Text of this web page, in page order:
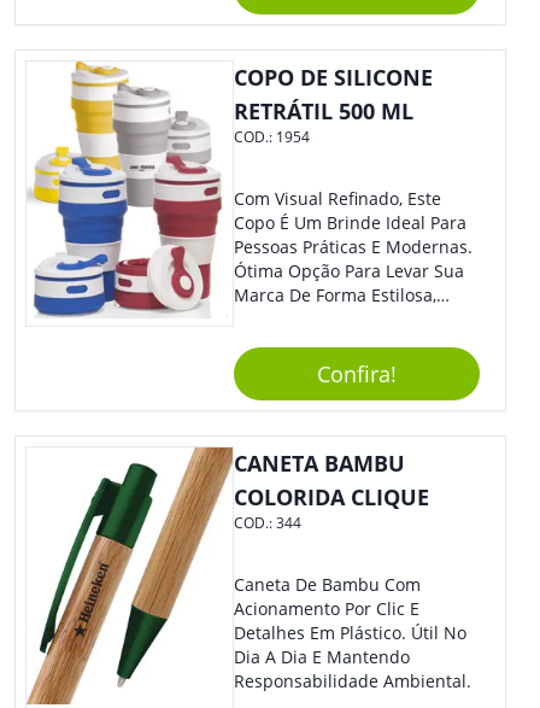
Toda Diferença.
COPO DE SILICONE
RETRÁTIL 500 ML
COD.: 1954
Com Visual Refinado, Este
Copo É Um Brinde Ideal Para
Pessoas Práticas E Modernas.
Ótima Opção Para Levar Sua
Marca De Forma Estilosa,
Empresa Em Eventos,
Reuniões Corporativas Ou Até
Mesmo Para Presentear
Colaboradores.
Confira!
CANETA BAMBU
COLORIDA CLIQUE
COD.:344
Caneta De Bambu Com
Acionamento Por Clic E
Detalhes Em Plástico. Útil No
Dia A Dia E Mantendo
Responsabilidade Ambiental.